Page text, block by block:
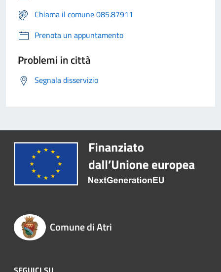
Chiama il comune 085.87911
Prenota un appuntamento
Problemi in città
Segnala disservizio
Comune di Atri